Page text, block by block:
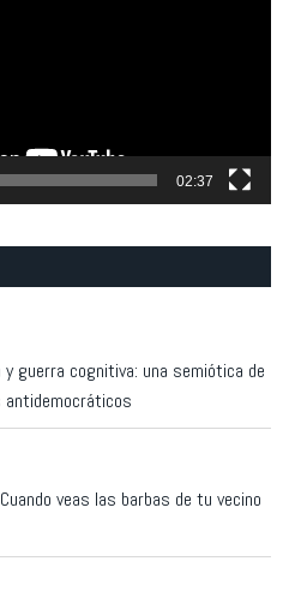
02:37
y guerra cognitiva: una semiótica de
antidemocráticos
veas las barbas de tu vecino